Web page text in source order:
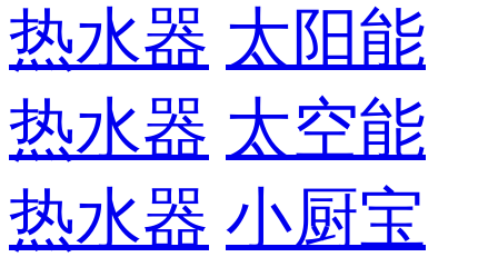
热水器 太阳能
热水器 太空能
热水器 小厨宝